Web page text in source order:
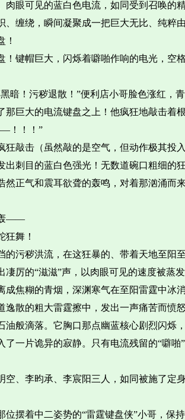
肉眼可见的蓝白色电流，如同受到召唤的
、缠绕，瞬间凝聚成一把巨大无比、纯粹
！键帽巨大，闪烁着噼啪作响的电光，空
暗！污秽退散！”便利店小哥脸色涨红，
那巨大的电流键盘之上！他疯狂地敲击着
！！！”
狂敲击（虽然敲的是空气，但动作极其投
出刺目的蓝白色强光！无数道碗口粗细的
然正气和震耳欲聋的轰鸣，对着那汹涌而
轰——
狂舞！
的污秽洪流，在这狂暴的、带着天地至阳
凄厉的“滋滋”声，以肉眼可见的速度被蒸
成焦糊的青烟，深渊寒气在至阳雷霆中冰
逸散的粗大雷霆擦中，发出一声痛苦而愤
油般滴落。它胸口那点幽蓝核心剧烈闪烁
了一片诡异的寂静。只有电流残留的“噼
空、李昀承、李宸阳三人，如同被施了定
位摆着中二姿势的“雷霆键盘侠”小哥，保